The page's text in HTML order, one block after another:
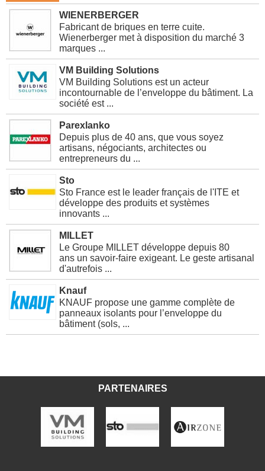
WIENERBERGER
Fabricant de briques en terre cuite.
Wienerberger met à disposition du marché 3
marques ...
VM Building Solutions
VM Building Solutions est un acteur
incontournable de l’enveloppe du bâtiment. La
société est ...
Parexlanko
Depuis plus de 40 ans, que vous soyez
artisans, négociants, architectes ou
entrepreneurs du ...
Sto
Sto France est le leader français de l'ITE et
développe des produits et systèmes
innovants ...
MILLET
Le Groupe MILLET développe depuis 80
ans un savoir-faire exigeant. Le geste artisanal
d'autrefois ...
Knauf
KNAUF propose une gamme complète de
panneaux isolants pour l’enveloppe du
bâtiment (sols, ...
PARTENAIRES